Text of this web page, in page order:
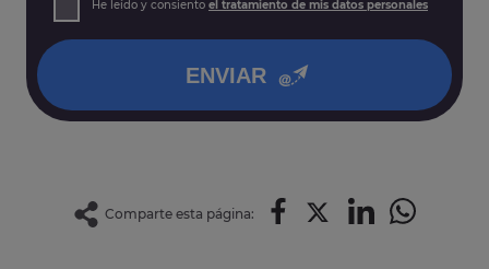
así como otros derechos tal y como se explica en nuestra
He leído y consiento el tratamiento de mis datos personales
ENVIAR
Comparte esta página: